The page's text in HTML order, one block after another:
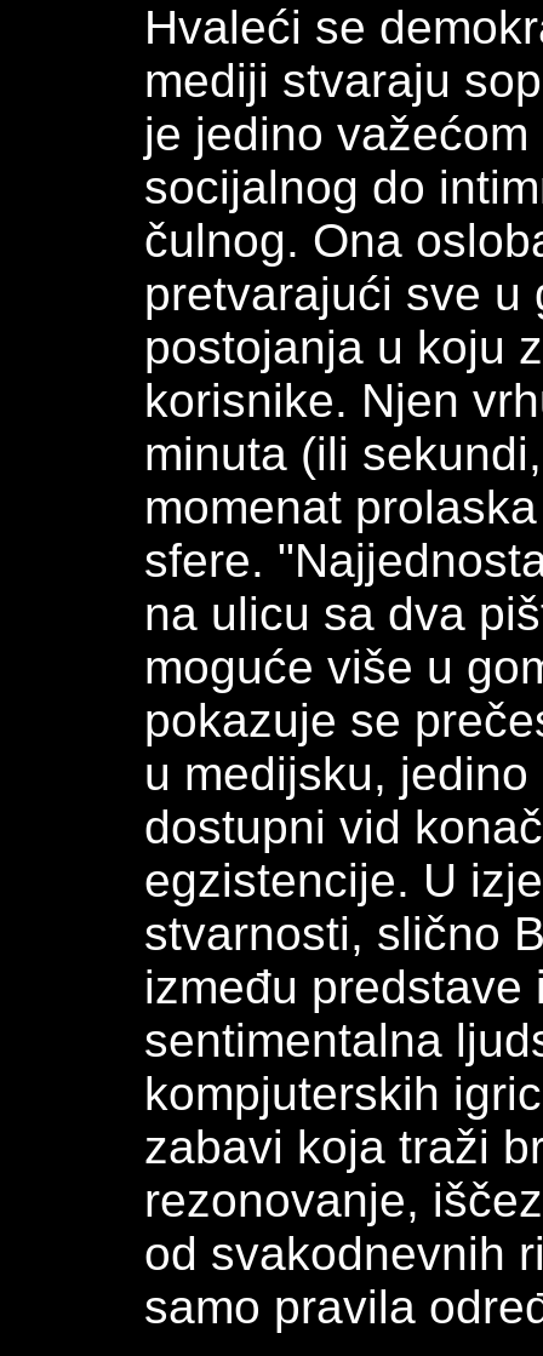
Hvaleći se
mediji stvaraju
je jedino
socijalnog do
čulnog. Ona
pretvarajući sve u
postojanja u koju
korisnike. Njen
minuta (ili
momenat
sfere.
na ulicu sa dva
moguće više u
pokazuje se
u medijsku,
dostupni vid
egzistencije. U
stvarnosti, slično
između
sentimentalna
kompjuterskih
zabavi koja traži
rezonovanje,
od svakodnevnih
samo pravila